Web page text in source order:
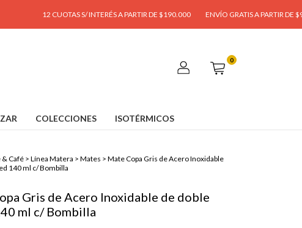
CUOTAS S/ INTERÉS A PARTIR DE $190.000 ENVÍO GRATIS A PARTIR DE $95.000 6
0
COLECCIONES ISOTÉRMICOS
Café > Línea Matera > Mates > Mate Copa Gris de Acero Inoxidable
140 ml c/ Bombilla
Gris de Acero Inoxidable de doble
ml c/ Bombilla